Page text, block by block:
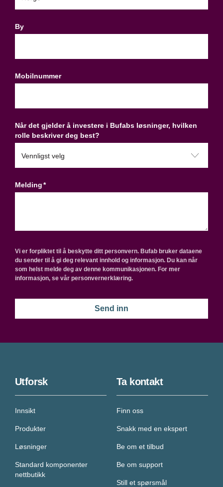
By
Mobilnummer
Når det gjelder å investere i Bufabs løsninger, hvilken
rolle beskriver deg best?
Melding*
Vi er forpliktet til å beskytte ditt personvern. Bufab bruker dataene
du sender til å gi deg relevant innhold og informasjon. Du kan når
som helst melde deg av denne kommunikasjonen. For mer
informasjon, se vår personvernerklæring.
Utforsk
Innsikt
Produkter
Løsninger
Standard komponenter
nettbutikk
Ta kontakt
Finn oss
Snakk med en ekspert
Be om et tilbud
Be om support
Still et spørsmål